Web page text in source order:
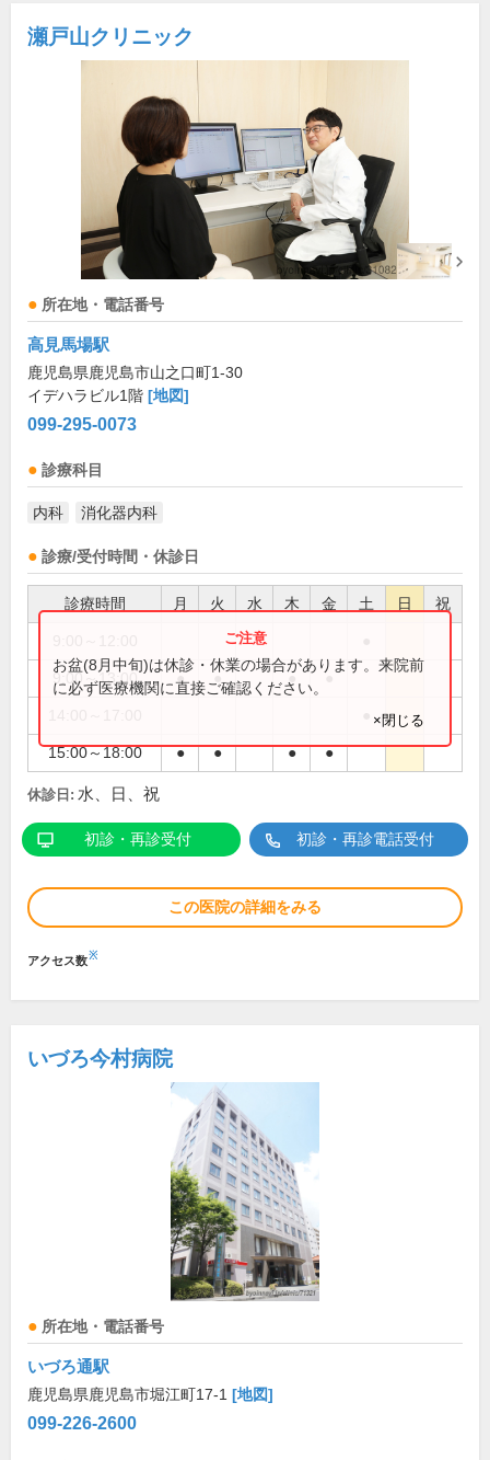
瀬戸山クリニック
所在地・電話番号
高見馬場駅
鹿児島県鹿児島市山之口町1-30
イデハラビル1階 [地図]
099-295-0073
診療科目
内科 消化器内科
診療/受付時間・休診日
診療時間 月 火 水 木 金 土 日 祝
9:00～13:00 ● ● ● ●
15:00～18:00 ● ● ● ●
お盆(8月中旬)は休診・休業の場合があります。来院前
に必ず医療機関に直接ご確認ください。
×閉じる
休診日: 水、日、祝
初診・再診受付 初診・再診電話受付
この医院の詳細をみる
アクセス数※
いづろ今村病院
所在地・電話番号
いづろ通駅
鹿児島県鹿児島市堀江町17-1 [地図]
099-226-2600